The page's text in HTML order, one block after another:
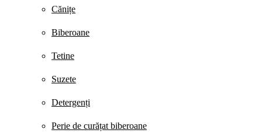
Cănițe
Biberoane
Tetine
Suzete
Detergenți
Perie de curățat biberoane